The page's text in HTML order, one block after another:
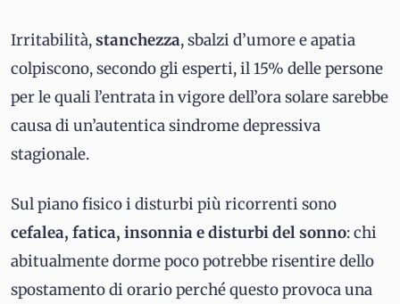
Irritabilità,stanchezza, sbalzi d’umore e apatia
colpiscono, secondo gli esperti, il 15% delle persone
per le quali l’entrata in vigore dell’ora solare sarebbe
causa di un’autentica sindrome depressiva
stagionale.
Sul piano fisico i disturbi più ricorrenti sono
cefalea, fatica, insonnia e disturbi del sonno: chi
abitualmente dorme poco potrebbe risentire dello
spostamento di orario perché questo provoca una